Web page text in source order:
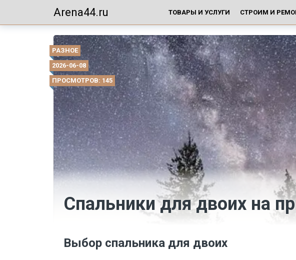
Arena44.ru ТОВАРЫ И УСЛУГИ СТРОИМ И
РАЗНОЕ
2026-06-08
ПРОСМОТРОВ: 145
Спальники для двоих на
Выбор спальника для двоих